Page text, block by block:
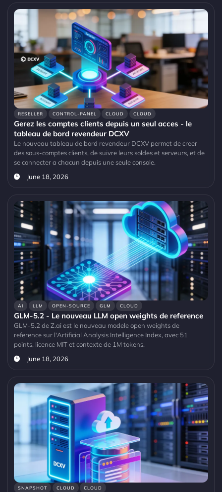
RESELLER CONTROL-PANEL CLOUD CLOUD
Gerez les comptes clients depuis un seul acces - le
tableau de bord revendeur DCXV
Le nouveau tableau de bord revendeur DCXV permet de creer
des sous-comptes clients, de suivre leurs soldes et serveurs, et de
se connecter a chacun depuis une seule console.
June 18, 2026
AI LLM OPEN-SOURCE GLM CLOUD
GLM-5.2 - Le nouveau LLM open weights de reference
GLM-5.2 de Z.ai est le nouveau modele open weights de
reference sur l'Artificial Analysis Intelligence Index, avec 51
points, licence MIT et contexte de 1M tokens.
June 18, 2026
SNAPSHOT CLOUD CLOUD